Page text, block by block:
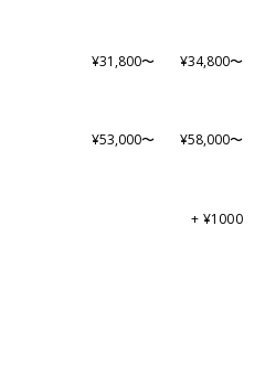
¥31,800〜 ¥34,800〜
¥53,000〜 ¥58,000〜
+ ¥1000